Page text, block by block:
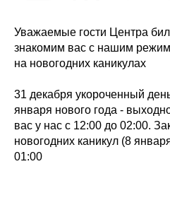
Уважаемые гости Центра
знакомим вас с нашим
на новогодних каникулах
31 декабря укороченный
января нового года -
вас у нас с 12:00 до 02:00.
новогодних каникул (8
01:00